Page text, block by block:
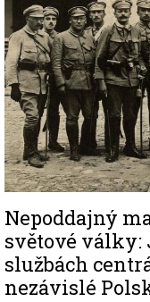
Nepoddajný
světové války:
službách
nezávislé